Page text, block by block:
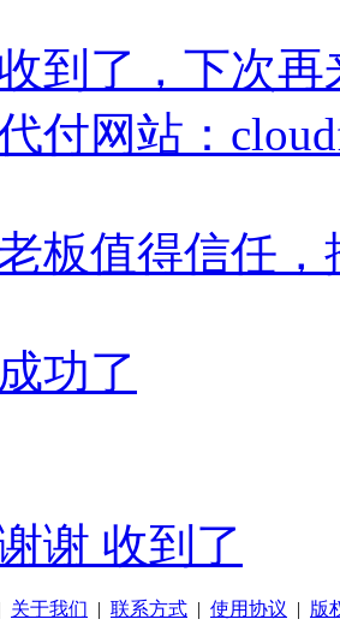
到了，下次再
付网站：
板值得信任，
功了
谢 收到了
关于我们 | 联系方式 | 使用协议 | 版